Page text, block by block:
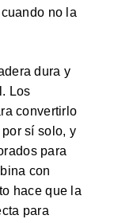
no la
dura y
Los
convertirlo
sí solo, y
para
con
hace que la
para